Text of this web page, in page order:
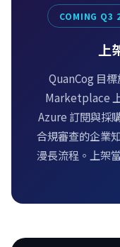
COMING Q3
上
QuanCog 目
Marketplace
Azure 訂閱與採
合規審查的企業
漫長流程。上架